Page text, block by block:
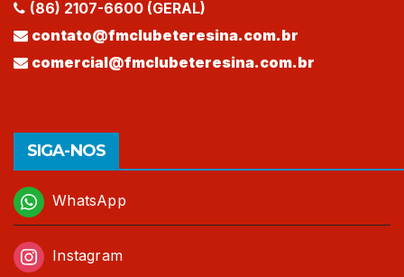
(86) 2107-6600 (GERAL)
contato@fmclubeteresina.com.br
comercial@fmclubeteresina.com.br
SIGA-NOS
WhatsApp
Instagram